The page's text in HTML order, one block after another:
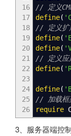
16
17
18
19
20
21
22
23
24
25
26
// 定义
define(
// 定义扩
define(
define(
// 定义应
define(
define(
// 加载框
require
3、服务器端控